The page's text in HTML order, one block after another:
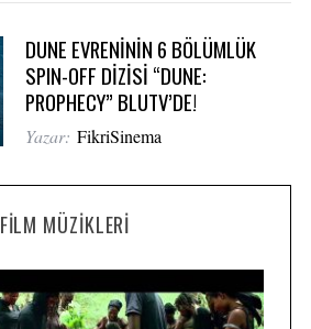
DUNE EVRENİNİN 6 BÖLÜMLÜK
SPIN-OFF DİZİSİ “DUNE:
PROPHECY” BLUTV’DE!
Yazar: FikriSinema
FILM MÜZIKLERI